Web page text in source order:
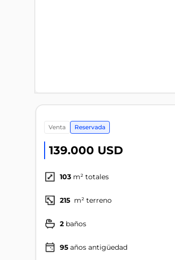
venta Reservada
139.000 USD
103 m² totales
215 m² terreno
2 baños
95 años antigüedad